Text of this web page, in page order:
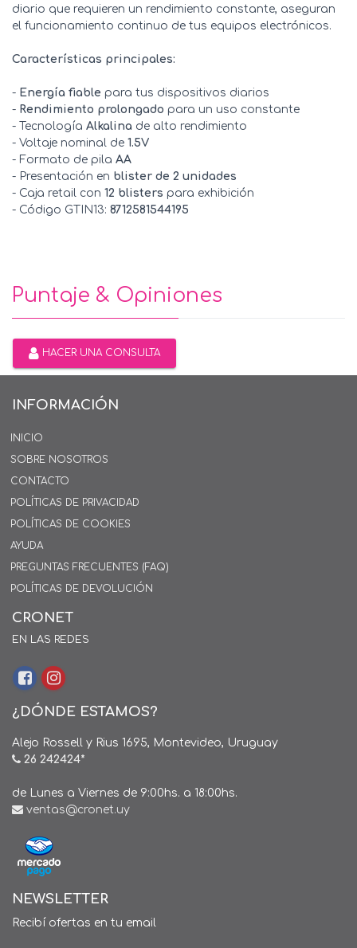
diario que requieren un rendimiento constante, aseguran
el funcionamiento continuo de tus equipos electrónicos.
Características principales:
- Energía fiable para tus dispositivos diarios
- Rendimiento prolongado para un uso constante
- Tecnología Alkalina de alto rendimiento
- Voltaje nominal de 1.5V
- Formato de pila AA
- Presentación en blister de 2 unidades
- Caja retail con 12 blisters para exhibición
- Código GTIN13: 8712581544195
Puntaje & Opiniones
HACER UNA CONSULTA
INFORMACIÓN
INICIO
SOBRE NOSOTROS
CONTACTO
POLÍTICAS DE PRIVACIDAD
POLÍTICAS DE COOKIES
AYUDA
PREGUNTAS FRECUENTES (FAQ)
POLÍTICAS DE DEVOLUCIÓN
CRONET
EN LAS REDES
¿DÓNDE ESTAMOS?
Alejo Rossell y Rius 1695, Montevideo, Uruguay
26 242424*
de Lunes a Viernes de 9:00hs. a 18:00hs.
ventas@cronet.uy
NEWSLETTER
Recibí ofertas en tu email